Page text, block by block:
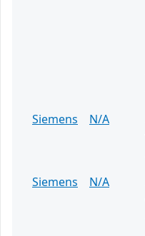
Siemens
N/A
Siemens
N/A